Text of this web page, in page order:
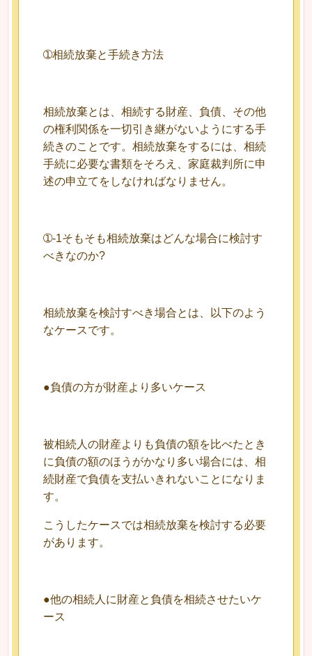
➀相続放棄と手続き方法
相続放棄とは、相続する財産、負債、その他
の権利関係を一切引き継がないようにする手
続きのことです。相続放棄をするには、相続
手続に必要な書類をそろえ、家庭裁判所に申
述の申立てをしなければなりません。
➀-1そもそも相続放棄はどんな場合に検討す
べきなのか?
相続放棄を検討すべき場合とは、以下のよう
なケースです。
●負債の方が財産より多いケース
被相続人の財産よりも負債の額を比べたとき
に負債の額のほうがかなり多い場合には、相
続財産で負債を支払いきれないことになりま
す。
こうしたケースでは相続放棄を検討する必要
があります。
●他の相続人に財産と負債を相続させたいケ
ース